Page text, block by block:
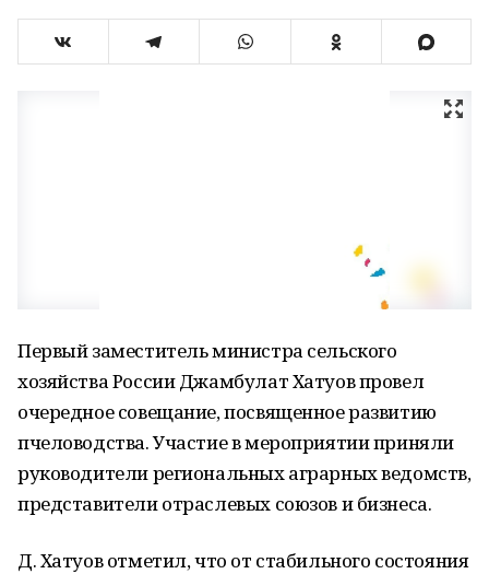
Первый заместитель министра сельского
хозяйства России Джамбулат Хатуов провел
очередное совещание, посвященное развитию
пчеловодства. Участие в мероприятии приняли
руководители региональных аграрных ведомств,
представители отраслевых союзов и бизнеса.
Д. Хатуов отметил, что от стабильного состояния